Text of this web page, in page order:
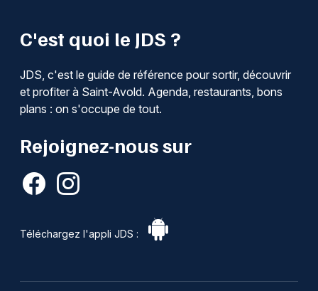
C'est quoi le JDS ?
JDS, c'est le guide de référence pour sortir, découvrir
et profiter à Saint-Avold. Agenda, restaurants, bons
plans : on s'occupe de tout.
Rejoignez-nous sur
Téléchargez l'appli JDS :